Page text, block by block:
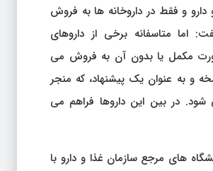
دارو و فقط در داروخانه ها به فروش
اما متاسفانه برخی از داروهای
مکمل یا بدون آن به فروش می
و به عنوان یک پیشنهاد، که منجر
در بین این داروها فراهم می
های مرجع سازمان غذا و دارو با